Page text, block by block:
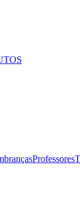
Professores